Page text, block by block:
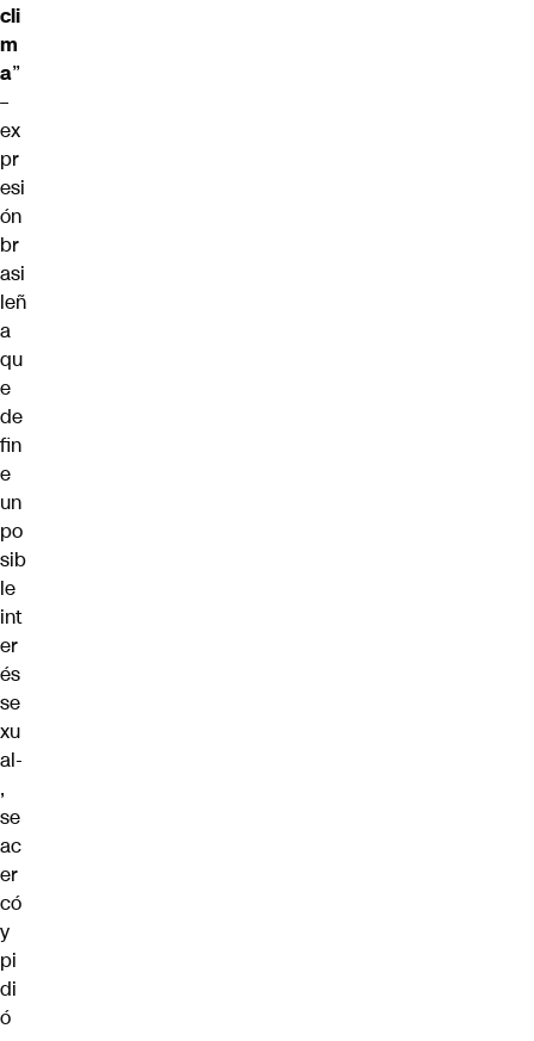
cli
m
a”
–
ex
pr
esi
ón
br
asi
leñ
a
qu
e
de
fin
e
un
po
sib
le
int
er
és
se
xu
al-
,
se
ac
er
có
y
pi
di
ó